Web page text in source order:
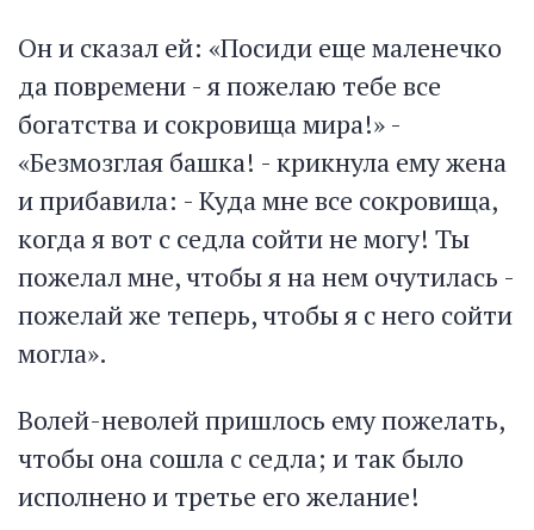
Он и сказал ей: «Посиди еще маленечко
да повремени - я пожелаю тебе все
богатства и сокровища мира!» -
«Безмозглая башка! - крикнула ему жена
и прибавила: - Куда мне все сокровища,
когда я вот с седла сойти не могу! Ты
пожелал мне, чтобы я на нем очутилась -
пожелай же теперь, чтобы я с него сойти
могла».
Волей-неволей пришлось ему пожелать,
чтобы она сошла с седла; и так было
исполнено и третье его желание!